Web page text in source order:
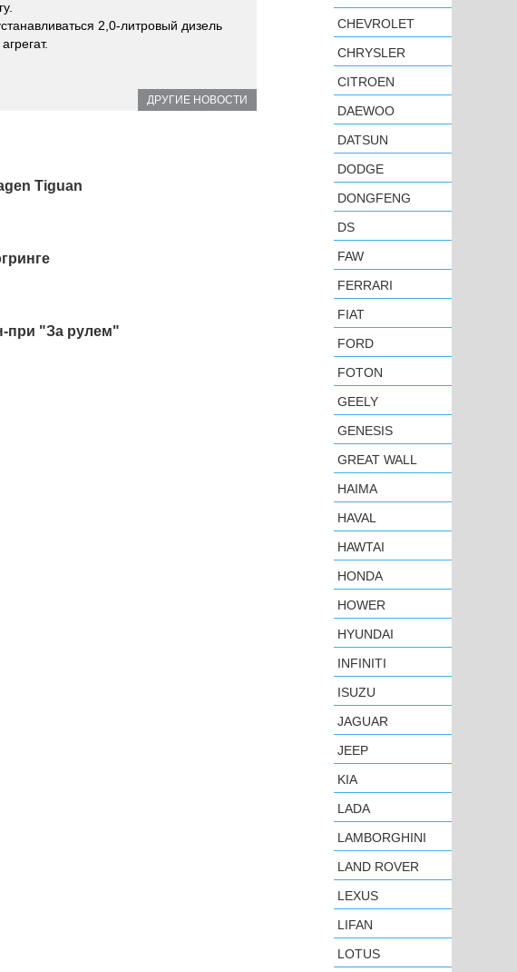
2,0-литровый дизель
ДРУГИЕ НОВОСТИ
Tiguan
при "За рулем"
CHEVROLET
CHRYSLER
CITROEN
DAEWOO
DATSUN
DODGE
DONGFENG
DS
FAW
FERRARI
FIAT
FORD
FOTON
GEELY
GENESIS
GREAT WALL
HAIMA
HAVAL
HAWTAI
HONDA
HOWER
HYUNDAI
INFINITI
ISUZU
JAGUAR
JEEP
KIA
LADA
LAMBORGHINI
LAND ROVER
LEXUS
LIFAN
LOTUS